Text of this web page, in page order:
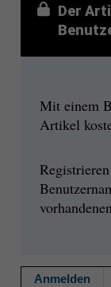
Der
Mit einem
Artikel
Anmelden